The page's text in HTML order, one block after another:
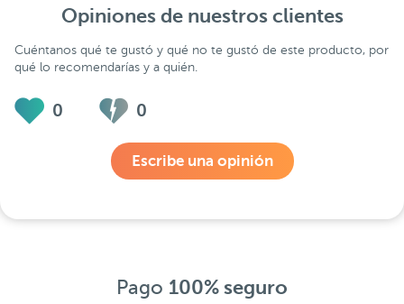
Opiniones de nuestros clientes
Cuéntanos qué te gustó y qué no te gustó de este producto, por
qué lo recomendarías y a quién.
0 0
Escribe una opinión
Pago 100% seguro